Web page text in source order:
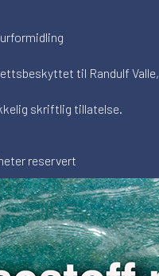
til Randulf Valle,
skriftlig tillatelse.
reservert